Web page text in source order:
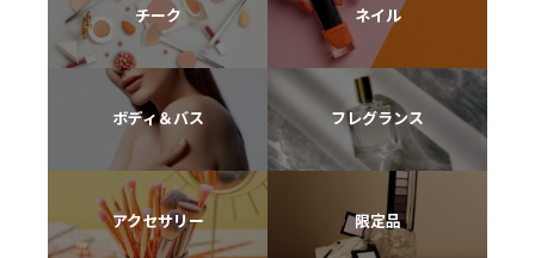
チーク ネイル
ボディ＆バス フレグランス
アクセサリー 限定品